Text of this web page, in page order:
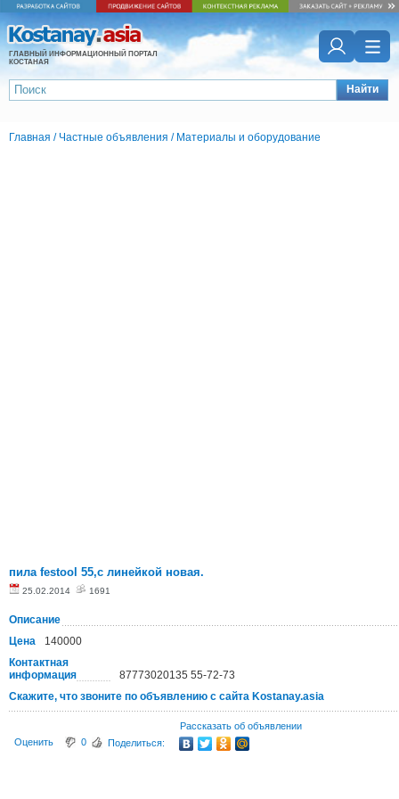
ГЛАВНЫЙ ИНФОРМАЦИОННЫЙ ПОРТАЛ
КОСТАНАЯ
Найти
Главная / Частные объявления / Материалы и оборудование
пила festool 55,с линейкой новая.
25.02.2014 1691
Описание
Цена
140000
Контактная
информация
87773020135 55-72-73
Скажите, что звоните по объявлению с сайта Kostanay.asia
Рассказать об объявлении
Оценить
0 Поделиться: